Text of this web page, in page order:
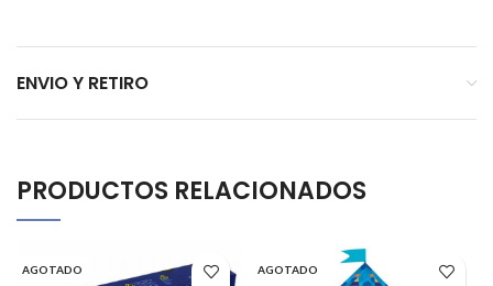
ENVIO Y RETIRO
PRODUCTOS RELACIONADOS
AGOTADO AGOTADO